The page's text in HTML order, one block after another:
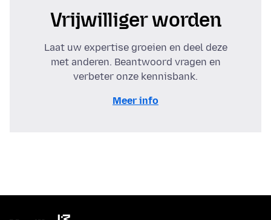
Vrijwilliger worden
Laat uw expertise groeien en deel deze
met anderen. Beantwoord vragen en
verbeter onze kennisbank.
Meer info